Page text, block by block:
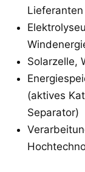
Lieferanten
Solarzelle,
(aktives
Separator)